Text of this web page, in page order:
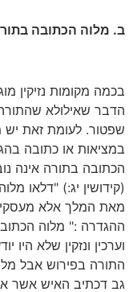
ב. מלוה הכתובה
בכמה מקומות נזיקין
הדבר שאילולא
שפטור. לעומת זאת
במציאות או כתובה
הכתובה בתורה אינה
(קידושין יג:) "דלאו
מאת המלך אלא
ההגדרה :" מלוה
וערכין ונזקין שלא היו
התורה בפירוש אבל
גב דכתיב האיש אשר